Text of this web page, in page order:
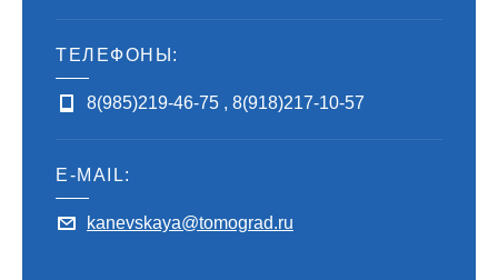
ТЕЛЕФОНЫ:
8(985)219-46-75 , 8(918)217-10-57
E-MAIL:
kanevskaya@tomograd.ru